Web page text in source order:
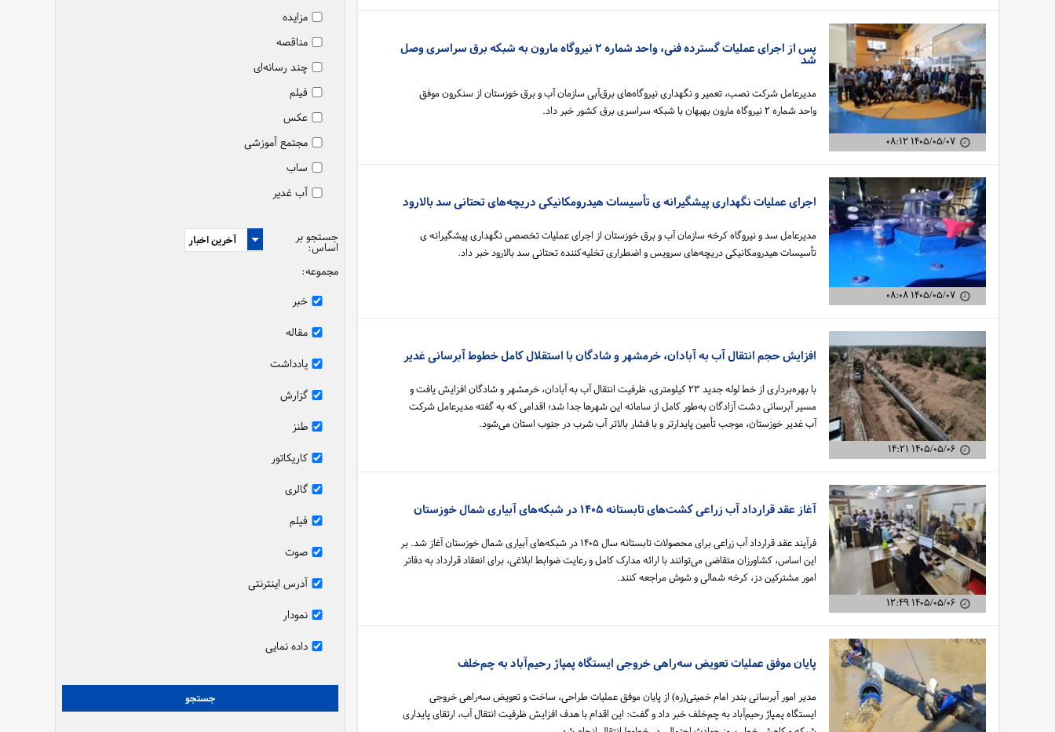
۱۴۰۵/۰۵/۰۷ ۰۸:۱۲
پس از اجرای عملیات گسترده فنی، واحد شماره ۲ نیروگاه مارون به شبکه برق سراسری وصل
شد
مدیرعامل شرکت نصب، تعمیر و نگهداری نیروگاه‌های برق‌آبی سازمان آب و برق خوزستان از سنکرون موفق
واحد شماره ۲ نیروگاه مارون بهبهان با شبکه سراسری برق کشور خبر داد.
۱۴۰۵/۰۵/۰۷ ۰۸:۰۸
اجرای عملیات نگهداری پیشگیرانه ی تأسیسات هیدرومکانیکی دریچه‌های تحتانی سد بالارود
مدیرعامل سد و نیروگاه کرخه سازمان آب و برق خوزستان از اجرای عملیات تخصصی نگهداری پیشگیرانه ی
تأسیسات هیدرومکانیکی دریچه‌های سرویس و اضطراری تخلیه‌کننده تحتانی سد بالارود خبر داد.
۱۴۰۵/۰۵/۰۶ ۱۴:۲۱
افزایش حجم انتقال آب به آبادان، خرمشهر و شادگان با استقلال کامل خطوط آبرسانی غدیر
با بهره‌برداری از خط لوله جدید ۲۳ کیلومتری، ظرفیت انتقال آب به آبادان، خرمشهر و شادگان افزایش یافت و
مسیر آبرسانی دشت آزادگان به‌طور کامل از سامانه این شهرها جدا شد؛ اقدامی که به گفته مدیرعامل شرکت
آب غدیر خوزستان، موجب تأمین پایدارتر و با فشار بالاتر آب شرب در جنوب استان می‌شود.
۱۴۰۵/۰۵/۰۶ ۱۲:۴۹
آغاز عقد قرارداد آب زراعی کشت‌های تابستانه ۱۴۰۵ در شبکه‌های آبیاری شمال خوزستان
فرآیند عقد قرارداد آب زراعی برای محصولات تابستانه سال ۱۴۰۵ در شبکه‌های آبیاری شمال خوزستان آغاز شد. بر
این اساس، کشاورزان متقاضی می‌توانند با ارائه مدارک کامل و رعایت ضوابط ابلاغی، برای انعقاد قرارداد به دفاتر
امور مشترکین دز، کرخه شمالی و شوش مراجعه کنند.
پایان موفق عملیات تعویض سه‌راهی خروجی ایستگاه پمپاژ رحیم‌آباد به چم‌خلف
مدیر امور آبرسانی بندر امام خمینی(ره) از پایان موفق عملیات طراحی، ساخت و تعویض سه‌راهی خروجی
ایستگاه پمپاژ رحیم‌آباد به چم‌خلف خبر داد و گفت: این اقدام با هدف افزایش ظرفیت انتقال آب، ارتقای پایداری
مزایده
مناقصه
چند رسانه‌ای
فیلم
عکس
مجتمع آموزشی
ساب
آب غدیر
جستجو بر
اساس:
مجموعه:
خبر
مقاله
یادداشت
گزارش
طنز
کاریکاتور
گالری
فیلم
صوت
آدرس اینترنتی
نمودار
داده نمایی